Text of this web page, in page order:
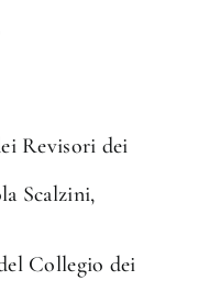
Revisori dei
Scalzini,
Collegio dei